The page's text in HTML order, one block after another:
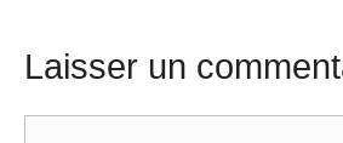
Laisser un